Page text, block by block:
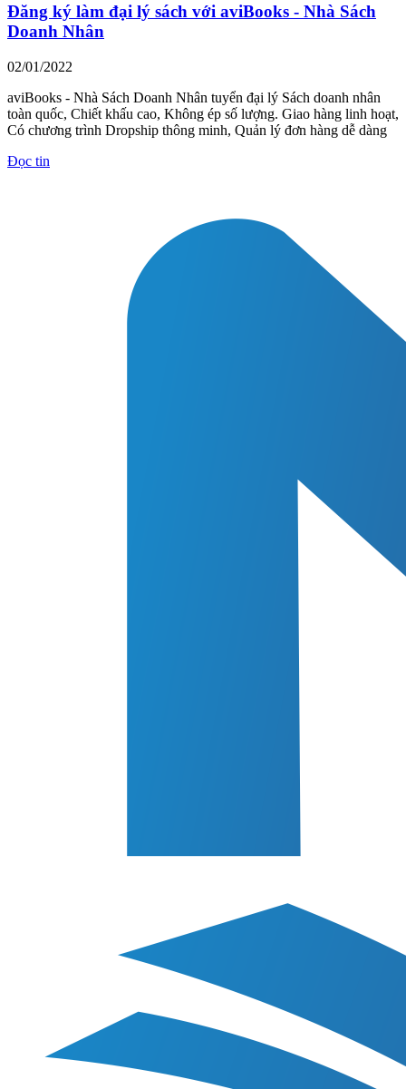
Đăng ký làm đại lý sách với aviBooks - Nhà Sách
Doanh Nhân
02/01/2022
aviBooks - Nhà Sách Doanh Nhân tuyển đại lý Sách doanh nhân
toàn quốc, Chiết khấu cao, Không ép số lượng. Giao hàng linh hoạt,
Có chương trình Dropship thông minh, Quản lý đơn hàng dễ dàng
Đọc tin